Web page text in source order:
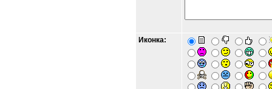
Иконка: